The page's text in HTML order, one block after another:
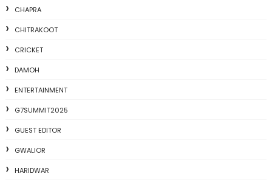
CHAPRA
CHITRAKOOT
CRICKET
DAMOH
ENTERTAINMENT
G7SUMMIT2025
GUEST EDITOR
GWALIOR
HARIDWAR